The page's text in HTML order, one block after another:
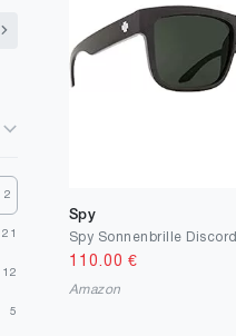
2
21
12
5
Spy
Spy Sonnenbrille Discord
110.00 €
Amazon